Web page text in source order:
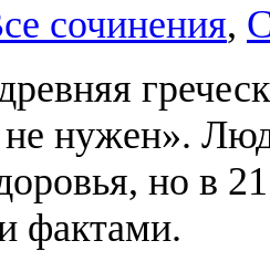
сочинения,
нужен».
но в
фактами.